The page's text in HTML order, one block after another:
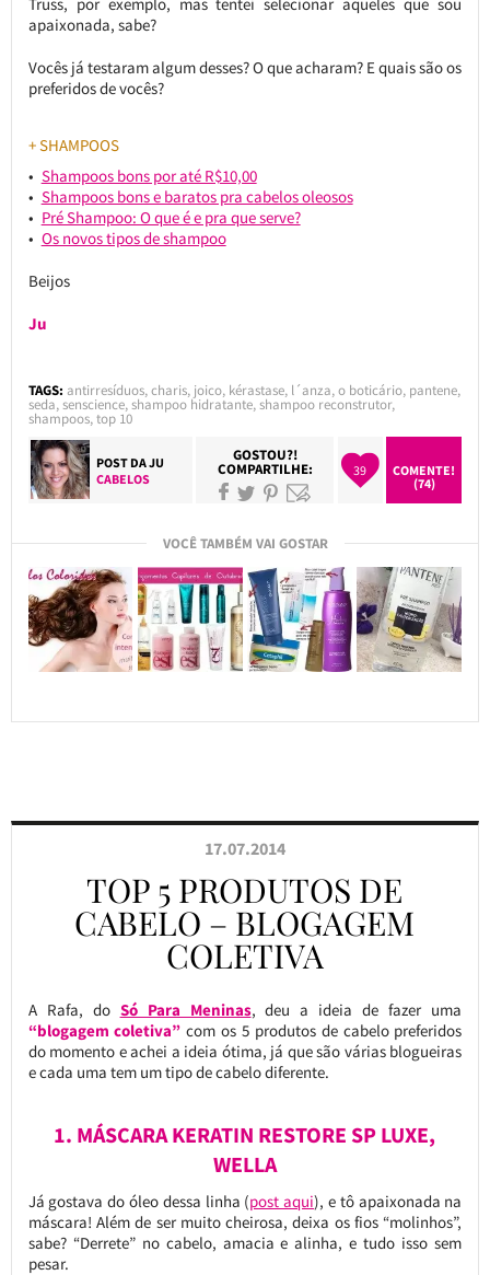
apaixonada, sabe?
Vocês já testaram algum desses? O que acharam? E quais são os
preferidos de vocês?
+ SHAMPOOS
Shampoos bons por até R$10,00
Shampoos bons e baratos pra cabelos oleosos
Pré Shampoo: O que é e pra que serve?
Os novos tipos de shampoo
Beijos
Ju
TAGS: antirresíduos,charis, joico, kérastase, l´anza,o boticário, pantene,
seda,senscience,shampoo hidratante,shampoo reconstrutor,
shampoos,top 10
POST DAJU
CABELOS
GOSTOU?!
COMPARTILHE: 39
COMENTE!
(74)
VOCÊ TAMBÉM VAI GOSTAR
17.07.2014
TOP 5 PRODUTOS DE
CABELO – BLOGAGEM
COLETIVA
A Rafa, do Só Para Meninas, deu a ideia de fazer uma
“blogagem coletiva” com os 5 produtos de cabelo preferidos
do momento e achei a ideia ótima, já que são várias blogueiras
e cada uma tem um tipo de cabelo diferente.
1. MÁSCARA KERATIN RESTORE SP LUXE,
WELLA
Já gostava do óleo dessa linha (post aqui), e tô apaixonada na
máscara! Além de ser muito cheirosa, deixa os fios “molinhos”,
sabe? “Derrete” no cabelo, amacia e alinha, e tudo isso sem
pesar.